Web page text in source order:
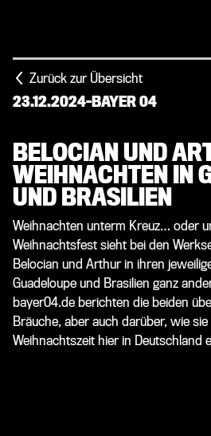
Zurück zur Übersicht
23.12.2024-BAYER 04
BELOCIAN UND
WEIHNACHTEN IN
UND BRASILIEN
Weihnachten unterm Kreuz… oder
Weihnachtsfest sieht bei den
Belocian und Arthur in ihren
Guadeloupe und Brasilien ganz
bayer04.de berichten die beiden
Bräuche, aber auch darüber, wie
Weihnachtszeit hier in Deutschland